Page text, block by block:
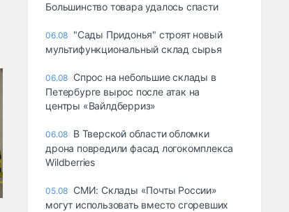
Большинство товара удалось спасти
06.08 "Сады Придонья" строят новый
мультифункциональный склад сырья
06.08 Спрос на небольшие склады в
Петербурге вырос после атак на
центры «Вайлдберриз»
06.08 В Тверской области обломки
дрона повредили фасад логокомплекса
Wildberries
05.08 СМИ: Склады «Почты России»
могут использовать вместо сгоревших